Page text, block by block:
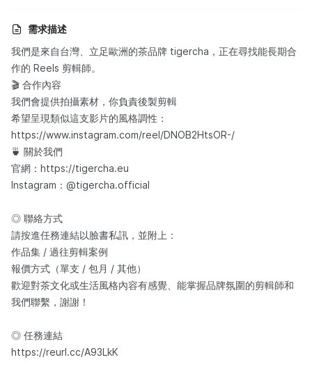
需求描述
我們是來自台灣、立足歐洲的茶品牌 tigercha，正在尋找能長期合
作的 Reels 剪輯師。
🎬 合作內容
我們會提供拍攝素材，你負責後製剪輯
希望呈現類似這支影片的風格調性：
https://www.instagram.com/reel/DNOB2HtsOR-/
🍵 關於我們
官網：https://tigercha.eu
Instagram：@tigercha.official
◎ 聯絡方式
請按進任務連結以臉書私訊，並附上：
作品集 / 過往剪輯案例
報價方式（單支 / 包月 / 其他）
歡迎對茶文化或生活風格內容有感覺、能掌握品牌氛圍的剪輯師和
我們聯繫，謝謝！
◎ 任務連結
https://reurl.cc/A93LkK